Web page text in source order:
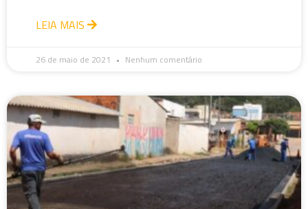
LEIA MAIS
26 de maio de 2021 Nenhum comentário